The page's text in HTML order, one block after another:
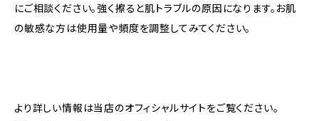
にご相談ください。強く擦ると肌トラブルの原因になります。お肌
の敏感な方は使用量や頻度を調整してみてください。
より詳しい情報は当店のオフィシャルサイトをご覧ください。